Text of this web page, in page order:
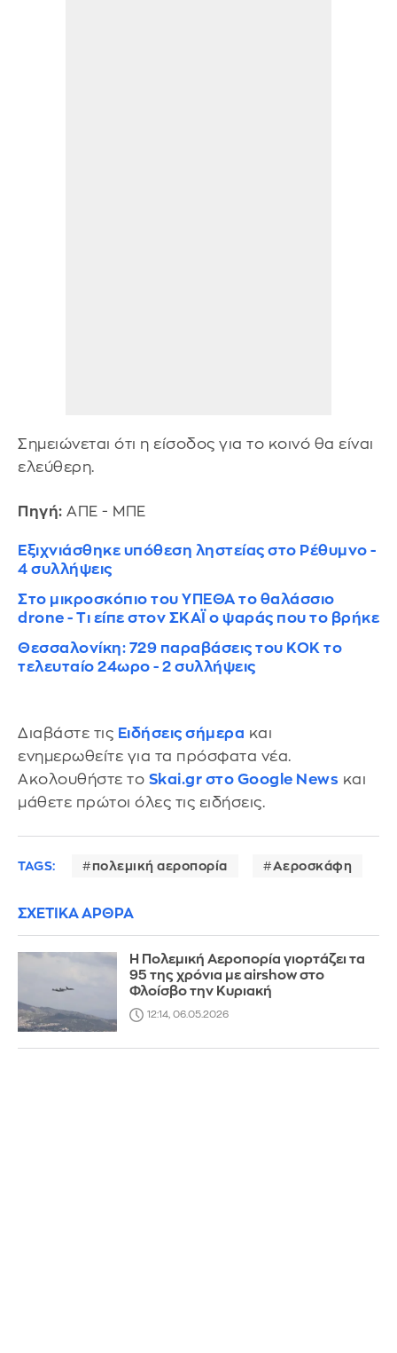
Σημειώνεται ότι η είσοδος για το κοινό θα είναι
ελεύθερη.
Πηγή: ΑΠΕ - ΜΠΕ
Εξιχνιάσθηκε υπόθεση ληστείας στο Ρέθυμνο -
4 συλλήψεις
Στο μικροσκόπιο του ΥΠΕΘΑ το θαλάσσιο
drone - Τι είπε στον ΣΚΑΪ ο ψαράς που το βρήκε
Θεσσαλονίκη: 729 παραβάσεις του ΚΟΚ το
τελευταίο 24ωρο - 2 συλλήψεις
Διαβάστε τις Ειδήσεις σήμερα και
ενημερωθείτε για τα πρόσφατα νέα.
Ακολουθήστε το Skai.gr στο Google News και
μάθετε πρώτοι όλες τις ειδήσεις.
TAGS: πολεμική αεροπορία Αεροσκάφη
ΣΧΕΤΙΚΑ ΑΡΘΡΑ
Η Πολεμική Αεροπορία γιορτάζει τα
95 της χρόνια με airshow στο
Φλοίσβο την Κυριακή
12:14, 06.05.2026